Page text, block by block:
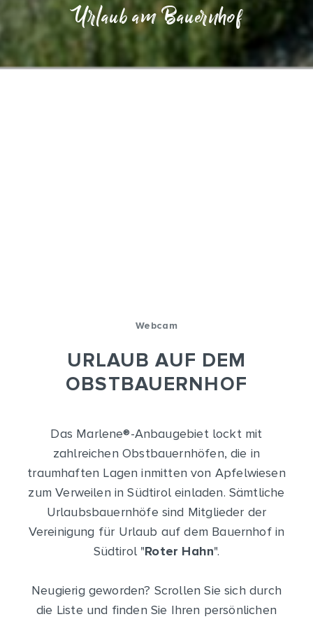
Urlaub am Bauernhof
Webcam
URLAUB AUF DEM
OBSTBAUERNHOF
Das Marlene®-Anbaugebiet lockt mit
zahlreichen Obstbauernhöfen, die in
traumhaften Lagen inmitten von Apfelwiesen
zum Verweilen in Südtirol einladen. Sämtliche
Urlaubsbauernhöfe sind Mitglieder der
Vereinigung für Urlaub auf dem Bauernhof in
Südtirol "Roter Hahn".
Neugierig geworden? Scrollen Sie sich durch
die Liste und finden Sie Ihren persönlichen